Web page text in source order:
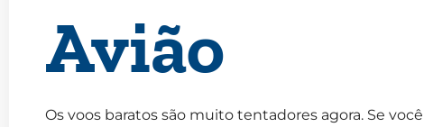
Avião
Os voos baratos são muito tentadores agora. Se